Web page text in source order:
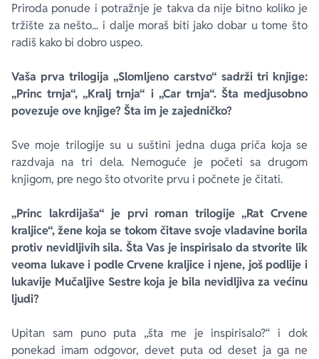
Priroda ponude i potražnje je takva da nije bitno koliko je
tržište za nešto... i dalje moraš biti jako dobar u tome što
radiš kako bi dobro uspeo.
Vaša prva trilogija „Slomljeno carstvo“ sadrži tri knjige:
„Princ trnja“, „Kralj trnja“ i „Car trnja“. Šta medjusobno
povezuje ove knjige? Šta im je zajedničko?
Sve moje trilogije su u suštini jedna duga priča koja se
razdvaja na tri dela. Nemoguće je početi sa drugom
knjigom, pre nego što otvorite prvu i počnete je čitati.
„Princ lakrdijaša“ je prvi roman trilogije „Rat Crvene
kraljice“, žene koja se tokom čitave svoje vladavine borila
protiv nevidljivih sila. Šta Vas je inspirisalo da stvorite lik
veoma lukave i podle Crvene kraljice i njene, još podlije i
lukavije Mučaljive Sestre koja je bila nevidljiva za većinu
ljudi?
Upitan sam puno puta „šta me je inspirisalo?“ i dok
ponekad imam odgovor, devet puta od deset ja ga ne